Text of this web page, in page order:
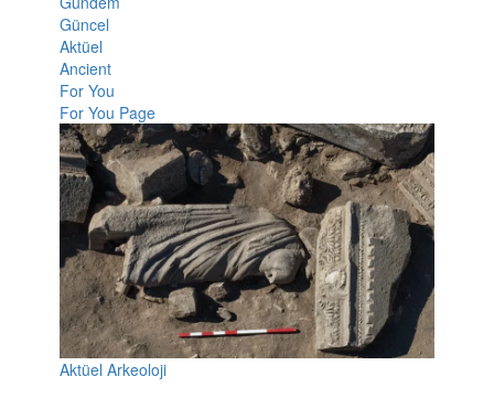
Güncel
Aktüel
Ancient
For You
For You Page
Aktüel Arkeoloji